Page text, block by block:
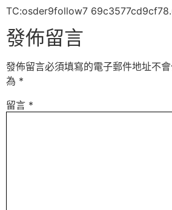
TC:osder9follow7
發佈留言
發佈留言必須填寫的電子郵件地址不會
為 *
留言 *